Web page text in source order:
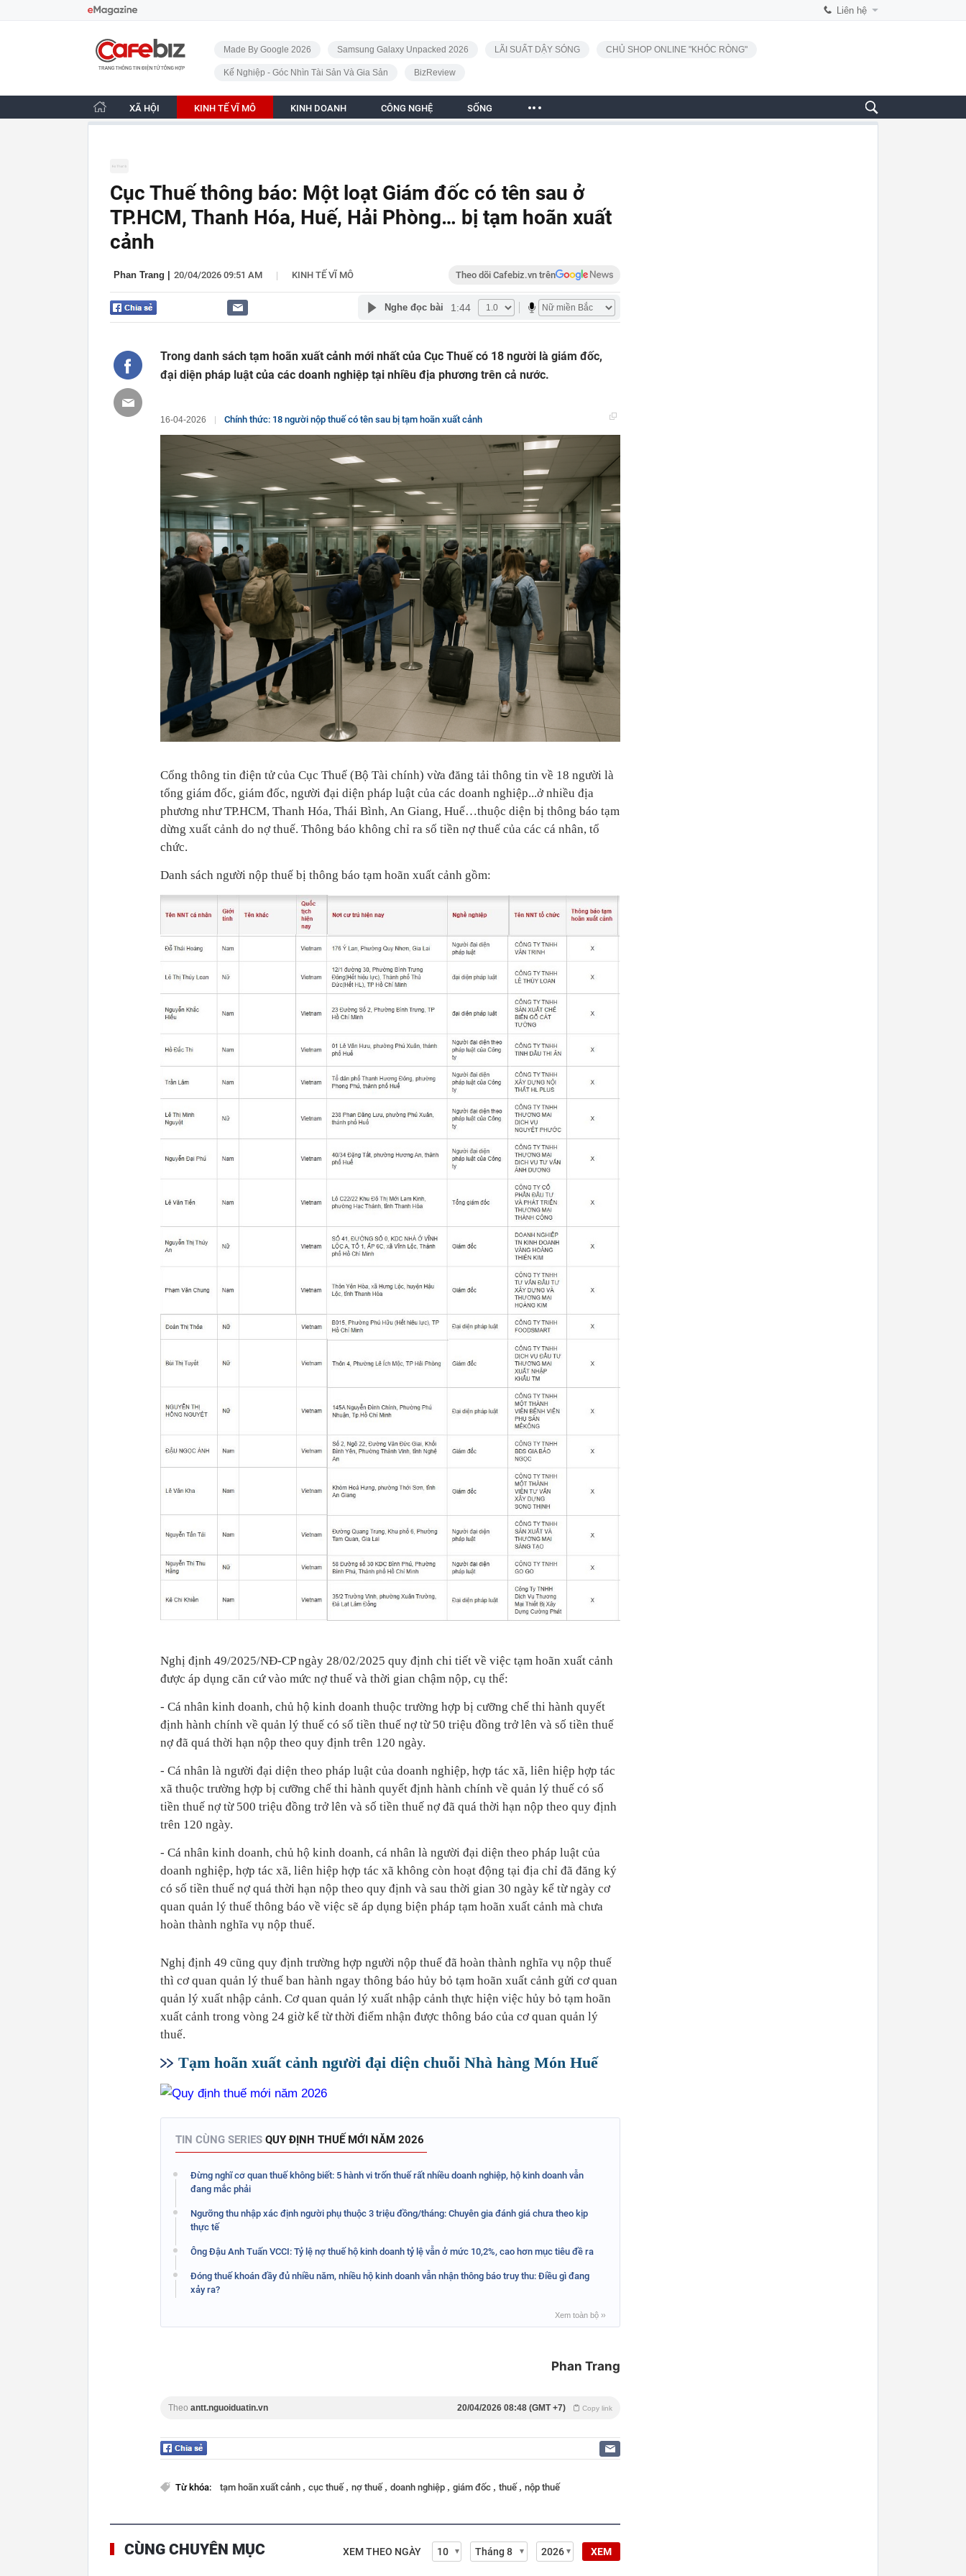
Liên hệ
CafeBiz - Trang chủ
Made By Google 2026 Samsung Galaxy Unpacked 2026 LÃI SUẤT DẬY SÓNG CHỦ SHOP ONLINE "KHÓC RÒNG"
Kế Nghiệp - Góc Nhìn Tài Sản Và Gia Sản BizReview
XÃ HỘI KINH TẾ VĨ MÔ KINH DOANH CÔNG NGHỆ SỐNG
Cục Thuế thông báo: Một loạt Giám đốc có tên sau ở
TP.HCM, Thanh Hóa, Huế, Hải Phòng… bị tạm hoãn xuất
cảnh
Phan Trang 20/04/2026 09:51 AM | KINH TẾ VĨ MÔ Theo dõi Cafebiz.vn trên
Nghe đọc bài 1:44
Trong danh sách tạm hoãn xuất cảnh mới nhất của Cục Thuế có 18 người là giám đốc,
đại diện pháp luật của các doanh nghiệp tại nhiều địa phương trên cả nước.
16-04-2026 Chính thức: 18 người nộp thuế có tên sau bị tạm hoãn xuất cảnh
Cổng thông tin điện tử của Cục Thuế (Bộ Tài chính) vừa đăng tải thông tin về 18 người là
tổng giám đốc, giám đốc, người đại diện pháp luật của các doanh nghiệp...ở nhiều địa
phương như TP.HCM, Thanh Hóa, Thái Bình, An Giang, Huế…thuộc diện bị thông báo tạm
dừng xuất cảnh do nợ thuế. Thông báo không chỉ ra số tiền nợ thuế của các cá nhân, tổ
chức.
Danh sách người nộp thuế bị thông báo tạm hoãn xuất cảnh gồm:
Nghị định 49/2025/NĐ-CP ngày 28/02/2025 quy định chi tiết về việc tạm hoãn xuất cảnh
được áp dụng căn cứ vào mức nợ thuế và thời gian chậm nộp, cụ thể:
- Cá nhân kinh doanh, chủ hộ kinh doanh thuộc trường hợp bị cưỡng chế thi hành quyết
định hành chính về quản lý thuế có số tiền thuế nợ từ 50 triệu đồng trở lên và số tiền thuế
nợ đã quá thời hạn nộp theo quy định trên 120 ngày.
- Cá nhân là người đại diện theo pháp luật của doanh nghiệp, hợp tác xã, liên hiệp hợp tác
xã thuộc trường hợp bị cưỡng chế thi hành quyết định hành chính về quản lý thuế có số
tiền thuế nợ từ 500 triệu đồng trở lên và số tiền thuế nợ đã quá thời hạn nộp theo quy định
trên 120 ngày.
- Cá nhân kinh doanh, chủ hộ kinh doanh, cá nhân là người đại diện theo pháp luật của
doanh nghiệp, hợp tác xã, liên hiệp hợp tác xã không còn hoạt động tại địa chỉ đã đăng ký
có số tiền thuế nợ quá thời hạn nộp theo quy định và sau thời gian 30 ngày kể từ ngày cơ
quan quản lý thuế thông báo về việc sẽ áp dụng biện pháp tạm hoãn xuất cảnh mà chưa
hoàn thành nghĩa vụ nộp thuế.
Nghị định 49 cũng quy định trường hợp người nộp thuế đã hoàn thành nghĩa vụ nộp thuế
thì cơ quan quản lý thuế ban hành ngay thông báo hủy bỏ tạm hoãn xuất cảnh gửi cơ quan
quản lý xuất nhập cảnh. Cơ quan quản lý xuất nhập cảnh thực hiện việc hủy bỏ tạm hoãn
xuất cảnh trong vòng 24 giờ kể từ thời điểm nhận được thông báo của cơ quan quản lý
thuế.
Tạm hoãn xuất cảnh người đại diện chuỗi Nhà hàng Món Huế
TIN CÙNG SERIES QUY ĐỊNH THUẾ MỚI NĂM 2026
Đừng nghĩ cơ quan thuế không biết: 5 hành vi trốn thuế rất nhiều doanh nghiệp, hộ kinh doanh vẫn
đang mắc phải
Ngưỡng thu nhập xác định người phụ thuộc 3 triệu đồng/tháng: Chuyên gia đánh giá chưa theo kịp
thực tế
Ông Đậu Anh Tuấn VCCI: Tỷ lệ nợ thuế hộ kinh doanh tỷ lệ vẫn ở mức 10,2%, cao hơn mục tiêu đề ra
Đóng thuế khoán đầy đủ nhiều năm, nhiều hộ kinh doanh vẫn nhận thông báo truy thu: Điều gì đang
xảy ra?
Xem toàn bộ ››
Phan Trang
Theo antt.nguoiduatin.vn Copy link
20/04/2026 08:48 (GMT +7)
Từ khóa: tạm hoãn xuất cảnh , cục thuế , nợ thuế , doanh nghiệp , giám đốc , thuế , nộp thuế
CÙNG CHUYÊN MỤC XEM THEO NGÀY XEM